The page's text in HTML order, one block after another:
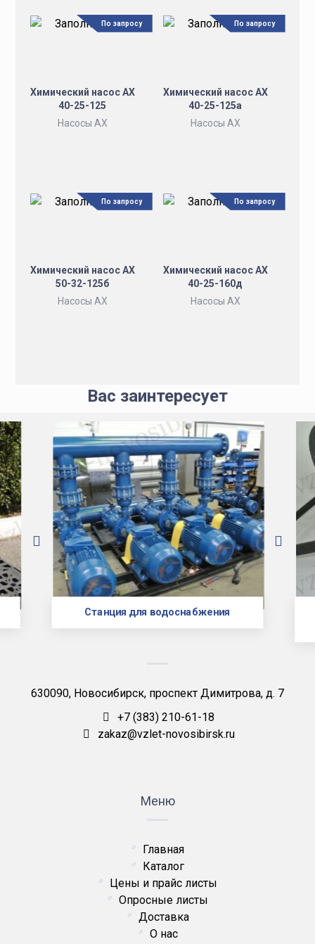
Химический насос АХ
40-25-125
Насосы АХ
По запросу
Химический насос АХ
40-25-125а
Насосы АХ
По запросу
Химический насос АХ
50-32-125б
Насосы АХ
По запросу
Химический насос АХ
40-25-160д
Насосы АХ
По запросу
Вас заинтересует
Станция для водоснабжения
630090, Новосибирск, проспект Димитрова, д. 7
+7 (383) 210-61-18
zakaz@vzlet-novosibirsk.ru
Меню
Главная
Каталог
Цены и прайс листы
Опросные листы
Доставка
О нас